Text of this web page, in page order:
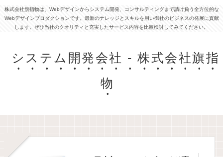
株式会社旗指物は、Webデザインからシステム開発、コンサルティングまで請け負う全方位的な
Webデザインプロダクションです。最新のナレッジとスキルを用い御社のビジネスの発展に貢献
します。ぜひ当社のクオリティと充実したサービス内容を比較検討してみてください。
システム開発会社 - 株式会社旗指
物